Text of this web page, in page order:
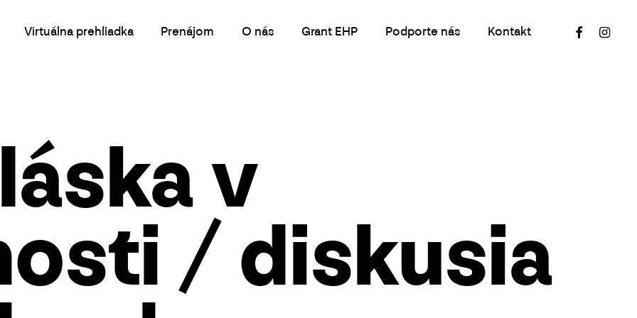
Virtuálna prehliadka Prenájom O nás Grant EHP Podporte nás Kontakt facebook
v
/ diskusia